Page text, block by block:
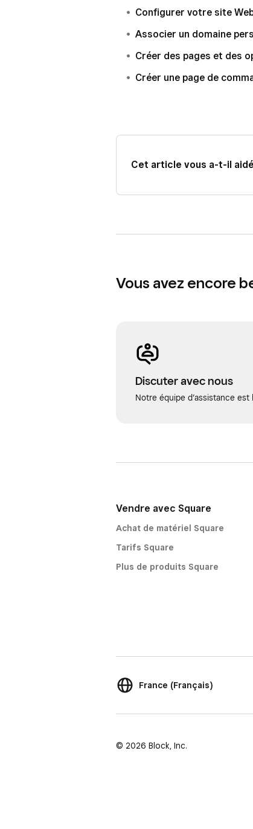
Configurer votre site
Associer un domaine
Créer des pages et des
Créer une page de
Cet article vous a-t-il
Vous avez encore
Discuter avec nous
Notre équipe d’assistance est
Vendre avec Square
Achat de matériel Square
Tarifs Square
Plus de produits Square
France (Français)
© 2026 Block, Inc.